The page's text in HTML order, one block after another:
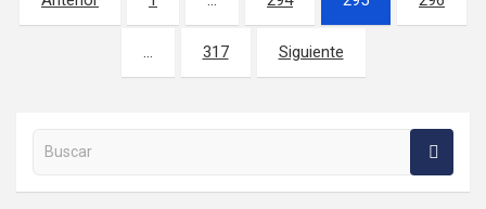
… 317 Siguiente
Buscar en la web